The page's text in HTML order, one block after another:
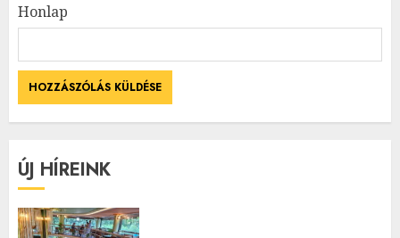
Honlap
ÚJ HÍREINK